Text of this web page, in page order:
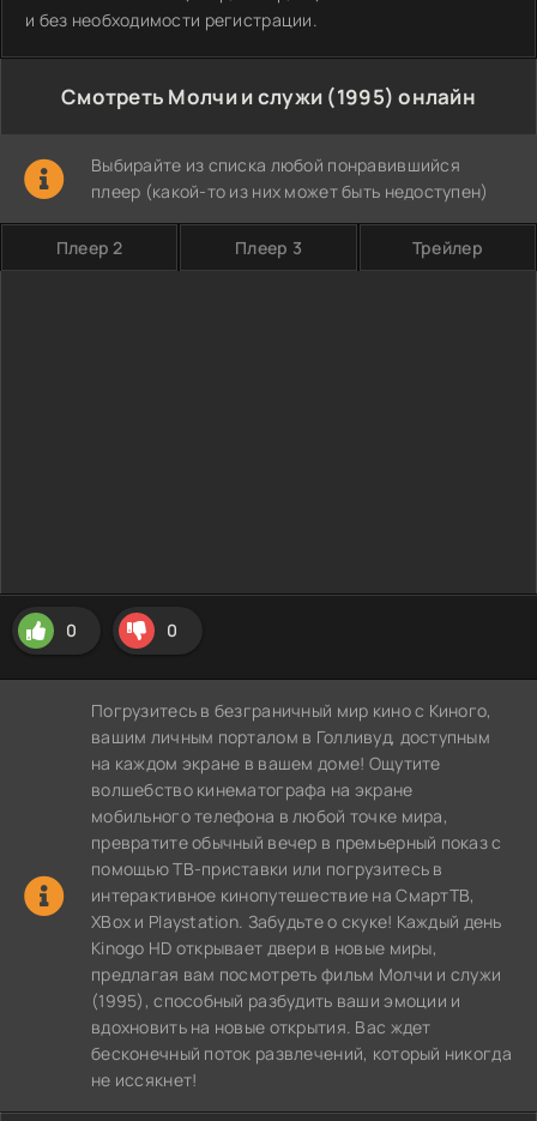
и без необходимости регистрации.
Смотреть Молчи и служи (1995) онлайн
Выбирайте из списка любой понравившийся
плеер (какой-то из них может быть недоступен)
Плеер 2 Плеер 3 Трейлер
0 0
Погрузитесь в безграничный мир кино с Киного,
вашим личным порталом в Голливуд, доступным
на каждом экране в вашем доме! Ощутите
волшебство кинематографа на экране
мобильного телефона в любой точке мира,
превратите обычный вечер в премьерный показ с
помощью ТВ-приставки или погрузитесь в
интерактивное кинопутешествие на СмартТВ,
XBox и Playstation. Забудьте о скуке! Каждый день
Kinogo HD открывает двери в новые миры,
предлагая вам посмотреть фильм Молчи и служи
(1995), способный разбудить ваши эмоции и
вдохновить на новые открытия. Вас ждет
бесконечный поток развлечений, который никогда
не иссякнет!